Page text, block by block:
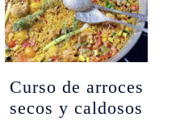
Curso de arroces
secos y caldosos